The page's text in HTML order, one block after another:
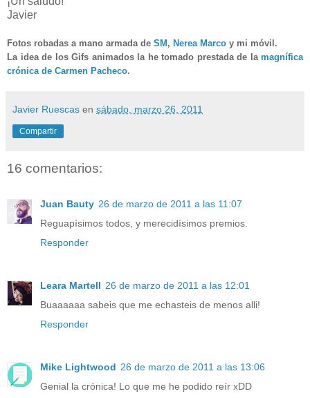
Javier
Fotos robadas a mano armada de SM , Nerea Marco y mi móvil.
La idea de los Gifs animados la he tomado prestada de la magnífica
crónica de Carmen Pacheco.
Javier Ruescas en sábado, marzo 26, 2011
Compartir
16 comentarios:
Juan Bauty 26 de marzo de 2011 a las 11:07
Reguapísimos todos, y merecidísimos premios.
Responder
Leara Martell 26 de marzo de 2011 a las 12:01
Buaaaaaa sabeis que me echasteis de menos alli!
Responder
Mike Lightwood 26 de marzo de 2011 a las 13:06
Genial la crónica! Lo que me he podido reír xDD